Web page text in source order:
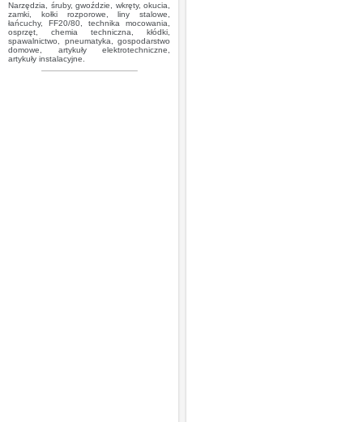
Narzędzia, śruby, gwoździe, wkręty, okucia,
zamki, kołki rozporowe, liny stalowe,
łańcuchy, FF20/80, technika mocowania,
osprzęt, chemia techniczna, kłódki,
spawalnictwo, pneumatyka, gospodarstwo
domowe, artykuły elektrotechniczne,
artykuły instalacyjne.